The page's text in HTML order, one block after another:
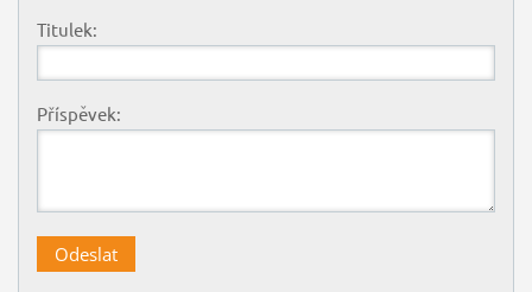
Titulek:
Příspěvek: